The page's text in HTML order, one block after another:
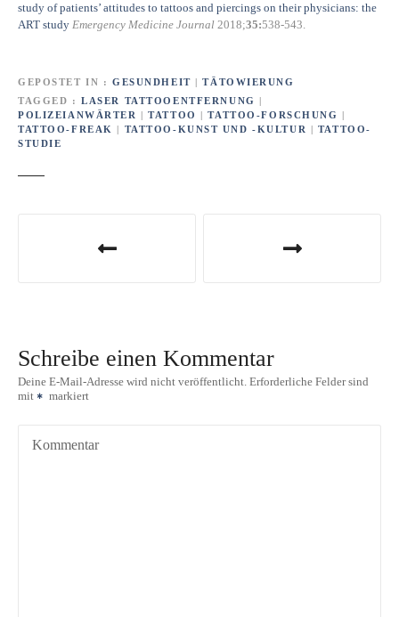
study of patients’ attitudes to tattoos and piercings on their physicians: the
ART study Emergency Medicine Journal 2018;35:538-543.
GEPOSTET IN GESUNDHEIT |TÄTOWIERUNG
TAGGED
LASER TATTOOENTFERNUNG
POLIZEIANWÄRTER
|TATTOO |TATTOO-FORSCHUNG
TATTOO-FREAK
TATTOO-KUNST UND -KULTUR
TATTOO-
STUDIE
r
a
Schreibe einen Kommentar
Deine E-Mail-Adresse wird nicht veröffentlicht. Erforderliche Felder sind
mit
markiert
Kommentar